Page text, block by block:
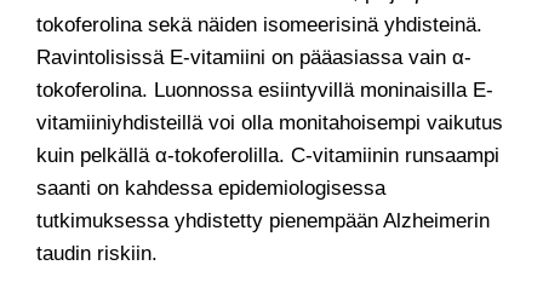
tokoferolina sekä näiden isomeerisinä yhdisteinä.
Ravintolisissä E-vitamiini on pääasiassa vain α-
tokoferolina. Luonnossa esiintyvillä moninaisilla E-
vitamiiniyhdisteillä voi olla monitahoisempi vaikutus
kuin pelkällä α-tokoferolilla. C-vitamiinin runsaampi
saanti on kahdessa epidemiologisessa
tutkimuksessa yhdistetty pienempään Alzheimerin
taudin riskiin.